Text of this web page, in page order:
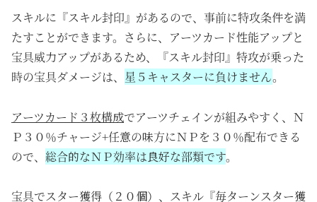
スキルに『スキル封印』があるので、事前に特攻条件を満
たすことができます。さらに、アーツカード性能アップと
宝具威力アップがあるため、『スキル封印』特攻が乗った
時の宝具ダメージは、 星５キャスターに負けません。
アーツカード３枚構成でアーツチェインが組みやすく、Ｎ
Ｐ３０％チャージ+任意の味方にＮＰを３０％配布できる
ので、 総合的なＮＰ効率は良好な部類です。
宝具でスター獲得（２０個）、スキル『毎ターンスター獲